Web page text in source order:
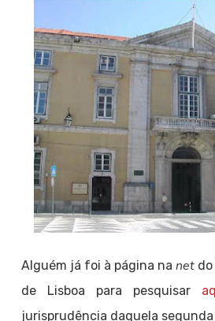
Alguém já foi à página nanet
de Lisboa para pesquisar
jurisprudência daquela